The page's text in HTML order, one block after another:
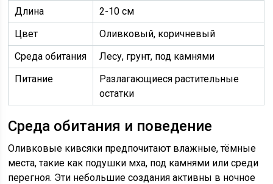
Длина
2-10 см
Цвет
Оливковый, коричневый
Среда обитания
Лесу, грунт, под камнями
Питание
Разлагающиеся растительные
остатки
Среда обитания и поведение
Оливковые кивсяки предпочитают влажные, тёмные
места, такие как подушки мха, под камнями или среди
перегноя. Эти небольшие создания активны в ночное